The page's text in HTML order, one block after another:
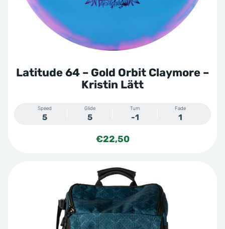
Latitude 64 – Gold Orbit Claymore –
Kristin Lätt
Speed
5
Glide
5
Turn
-1
Fade
1
€22,50